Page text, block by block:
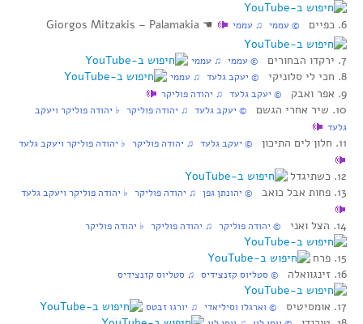
6. כפיים ‏ © עממי‏ ♫ עממי ☚
7. ירקדו הבחורים ‏ © עממי‏ ♫ עממי
8. חכי לי סלוניקי ‏ © יעקב גלעד‏ ♫ עממי
9. אפר ואבק ‏ © יעקב גלעד‏ ♫ יהודה פוליקר
10. שיר אחרי הגשם
‏ © יעקב גלעד‏ ♫ יהודה פוליקר‏ ♭ יהודה פוליקר ויעקב
גלעד
11. חלון לים התיכון ‏ © יעקב גלעד‏ ♫ יהודה פוליקר‏ ♭ יהודה פוליקר ויעקב גלעד
12. כשתיגדל
13. פחות אבל כואב
‏ © יהונתן גפן‏ ♫ יהודה פוליקר‏ ♭ יהודה פוליקר ויעקב גלעד
14. הצל ואני ‏ © יהודה פוליקר‏ ♫ יהודה פוליקר‏ ♭ יהודה פוליקר
15. פרח
16. זינגוואלה
‏ © סטליוס קזנצידיס‏ ♫ סטליוס קזנצידיס
17. אומסיטיס ‏ © וארגלו וסיליאדי‏ ♫ יורגו זבטס